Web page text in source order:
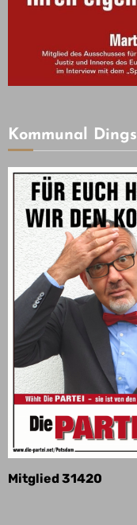
Kommunal Dings
Mitglied 31420